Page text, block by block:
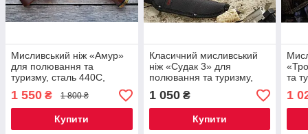
Мисливський ніж «Амур»
для полювання та
туризму, сталь 440C,
дерев’яне руків’я,
шкіряний чохол
1 550 ₴ 1 800 ₴
Купити
Класичний мисливський
ніж «Судак 3» для
полювання та туризму,
сталь 440C, дерев’яне
руків’я, чохол з кордури
1 050₴
Купити
та
1